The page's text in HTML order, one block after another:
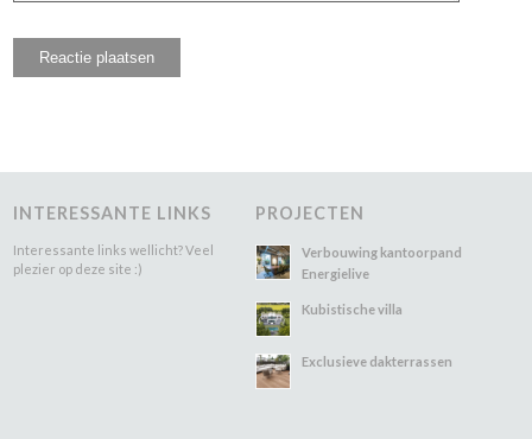
INTERESSANTE LINKS
Interessante links wellicht? Veel
plezier op deze site :)
PROJECTEN
Verbouwing kantoorpand
Energielive
Kubistische villa
Exclusieve dakterrassen